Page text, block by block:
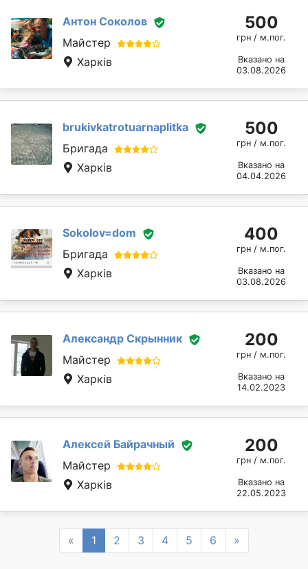
Антон Соколов
Майстер
Харків
500
грн / м.пог.
Вказано на
03.08.2026
brukivkatrotuarnaplitka
Бригада
Харків
500
грн / м.пог.
Вказано на
04.04.2026
Sokolov=dom
Бригада
Харків
400
грн / м.пог.
Вказано на
03.08.2026
Александр Скрынник
Майстер
Харків
200
грн / м.пог.
Вказано на
14.02.2023
Алексей Байрачный
Майстер
Харків
200
грн / м.пог.
Вказано на
22.05.2023
« Previous
1 2 3 4 5 6 »